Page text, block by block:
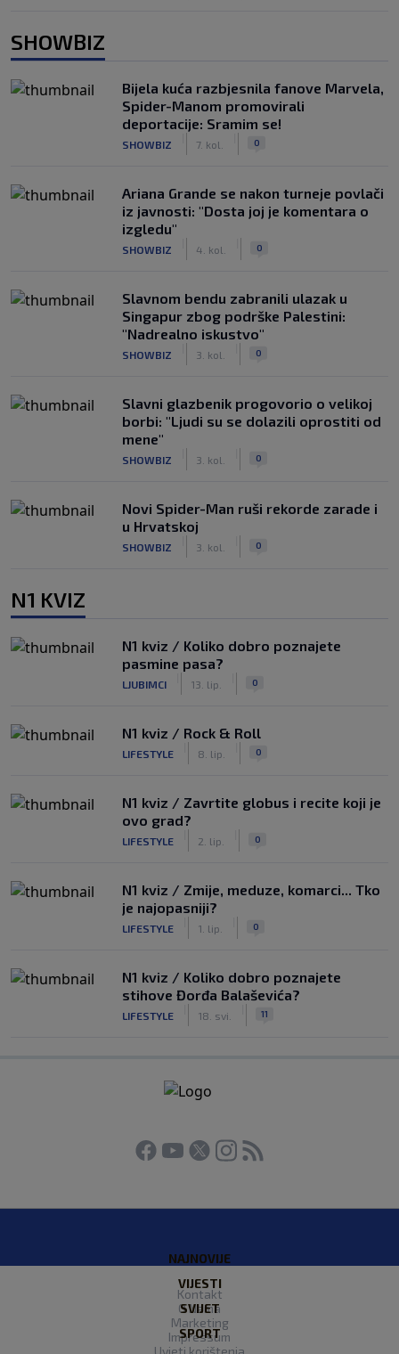
SHOWBIZ
Bijela kuća razbjesnila fanove Marvela,
Spider-Manom promovirali
deportacije: Sramim se!
SHOWBIZ 7. kol. 0
Ariana Grande se nakon turneje povlači
iz javnosti: "Dosta joj je komentara o
izgledu"
SHOWBIZ 4. kol. 0
Slavnom bendu zabranili ulazak u
Singapur zbog podrške Palestini:
"Nadrealno iskustvo"
SHOWBIZ 3. kol. 0
Slavni glazbenik progovorio o velikoj
borbi: "Ljudi su se dolazili oprostiti od
mene"
SHOWBIZ 3. kol. 0
Novi Spider-Man ruši rekorde zarade i
u Hrvatskoj
SHOWBIZ 3. kol. 0
N1 KVIZ
N1 kviz / Koliko dobro poznajete
pasmine pasa?
LJUBIMCI 13. lip. 0
N1 kviz / Rock & Roll
LIFESTYLE 8. lip. 0
N1 kviz / Zavrtite globus i recite koji je
ovo grad?
LIFESTYLE 2. lip. 0
N1 kviz / Zmije, meduze, komarci... Tko
je najopasniji?
LIFESTYLE 1. lip. 0
N1 kviz / Koliko dobro poznajete
stihove Đorđa Balaševića?
LIFESTYLE 18. svi. 11
NAJNOVIJE
VIJESTI
SVIJET
SPORT
Kontakt
O Nama
Marketing
Impressum
Uvjeti korištenja